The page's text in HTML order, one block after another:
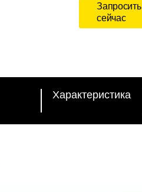
Запросить
сейчас
Характеристика